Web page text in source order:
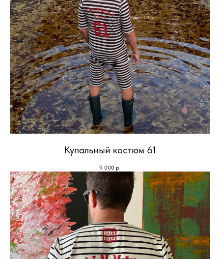
Купальный костюм 61
9 000 р.